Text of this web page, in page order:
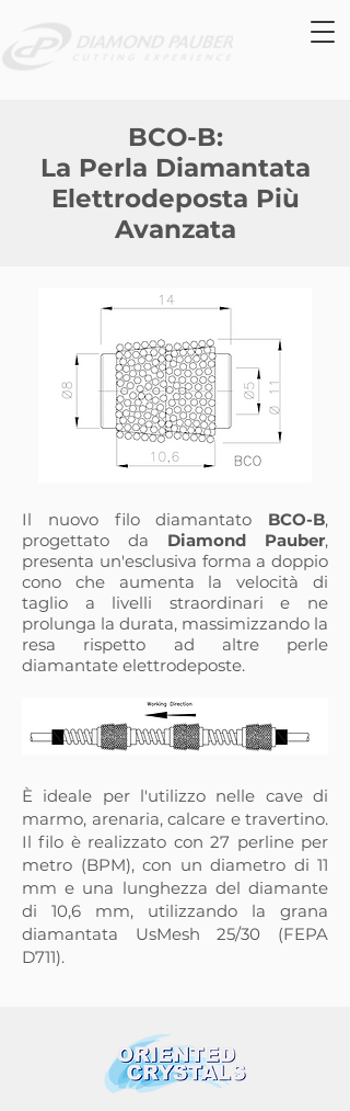
BCO-B:
La Perla Diamantata
Elettrodeposta Più
Avanzata
Il nuovo filo diamantato BCO-B,
progettato da Diamond Pauber,
presenta un'esclusiva forma a doppio
cono che aumenta la velocità di
taglio a livelli straordinari e ne
prolunga la durata, massimizzando la
resa rispetto ad altre perle
diamantate elettrodeposte.
È ideale per l'utilizzo nelle cave di
marmo, arenaria, calcare e travertino.
Il filo è realizzato con 27 perline per
metro (BPM), con un diametro di 11
mm e una lunghezza del diamante
di 10,6 mm, utilizzando la grana
diamantata UsMesh 25/30 (FEPA
D711).